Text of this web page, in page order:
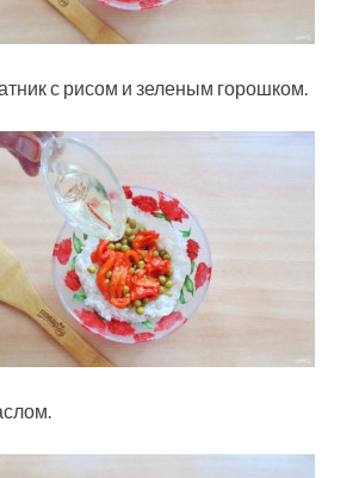
с рисом и зеленым горошком.